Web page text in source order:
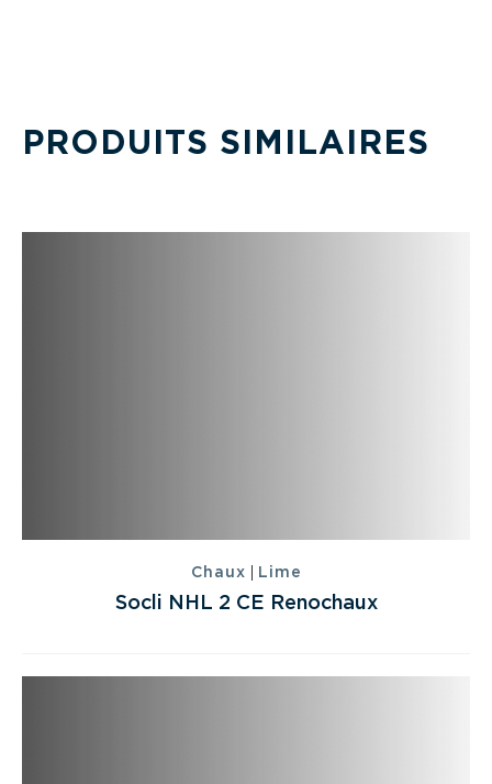
PRODUITS SIMILAIRES
Chaux | Lime
Socli NHL 2 CE Renochaux